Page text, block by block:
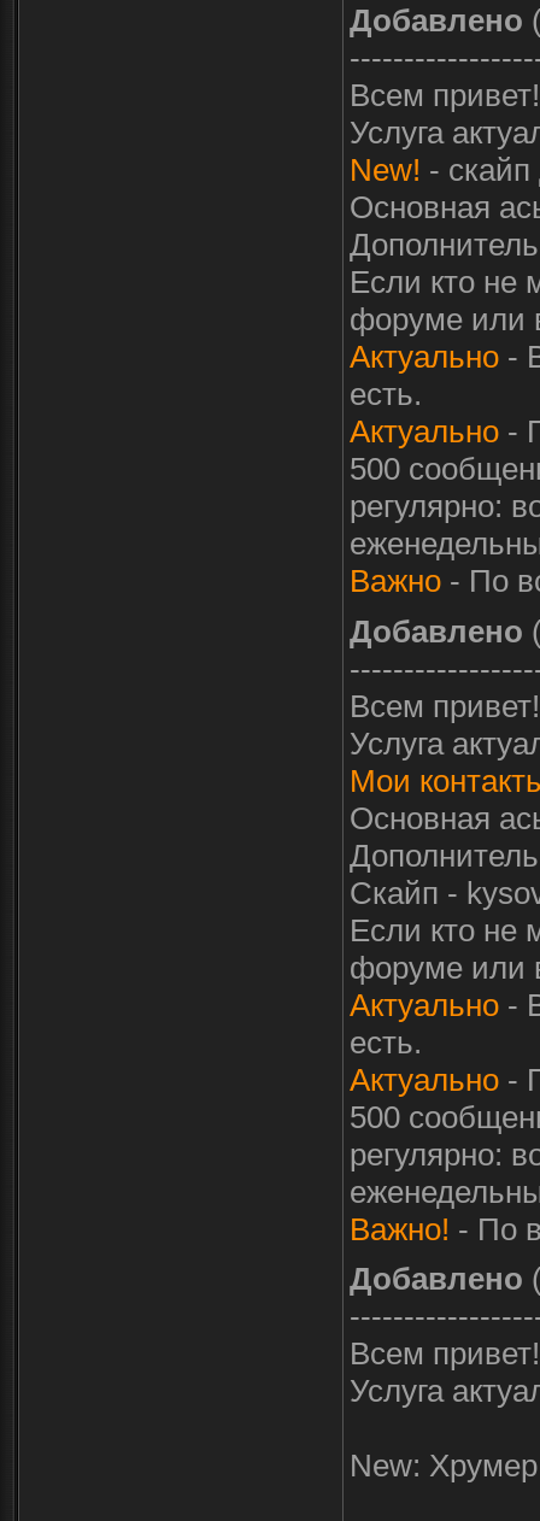
Добавлено
Всем
Услуга
New! -
Основная
Если кто не
форуме или
Актуально-
есть.
Актуально-
500
регулярно:
Важно- По
Добавлено
Всем
Услуга
Мои
Основная
Скайп -
Если кто не
форуме или
Актуально-
есть.
Актуально-
500
регулярно:
Важно! - По
Добавлено
Всем
Услуга
New: